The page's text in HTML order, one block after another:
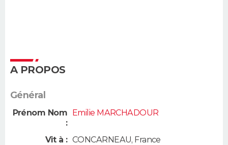
A PROPOS
Général
Prénom Nom
:
Emilie MARCHADOUR
Vit à : CONCARNEAU, France